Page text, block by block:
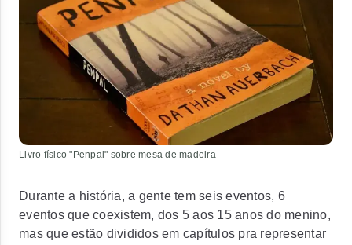
Livro físico "Penpal" sobre mesa de madeira
Durante a história, a gente tem seis eventos, 6
eventos que coexistem, dos 5 aos 15 anos do menino,
mas que estão divididos em capítulos pra representar